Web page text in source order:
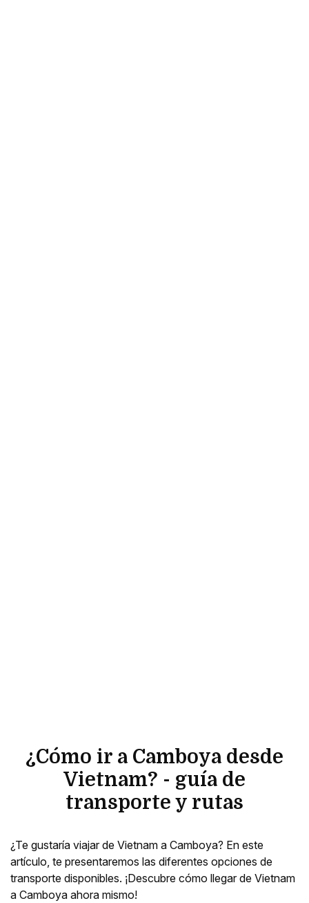
¿Cómo ir a Camboya desde
Vietnam? - guía de
transporte y rutas
¿Te gustaría viajar de Vietnam a Camboya? En este
artículo, te presentaremos las diferentes opciones de
transporte disponibles. ¡Descubre cómo llegar de Vietnam
a Camboya ahora mismo!